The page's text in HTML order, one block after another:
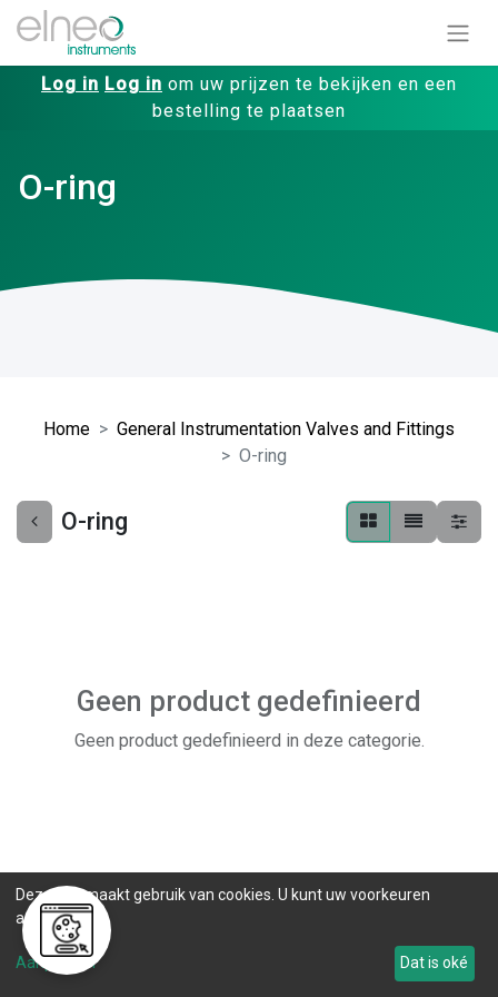
Log in Log in om uw prijzen te bekijken en een
bestelling te plaatsen
O-ring
Home
General Instrumentation Valves and Fittings
O-ring
O-ring
Geen product gedefinieerd
Geen product gedefinieerd in deze categorie.
Deze site maakt gebruik van cookies. U kunt uw voorkeuren
aanpassen.
Aanpassen Dat is oké